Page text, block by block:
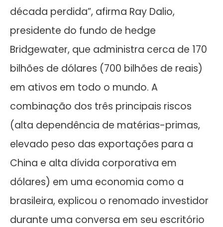
década perdida”, afirma Ray Dalio,
presidente do fundo de hedge
Bridgewater, que administra cerca de 170
bilhões de dólares (700 bilhões de reais)
em ativos em todo o mundo. A
combinação dos três principais riscos
(alta dependência de matérias-primas,
elevado peso das exportações para a
China e alta dívida corporativa em
dólares) em uma economia como a
brasileira, explicou o renomado investidor
durante uma conversa em seu escritório